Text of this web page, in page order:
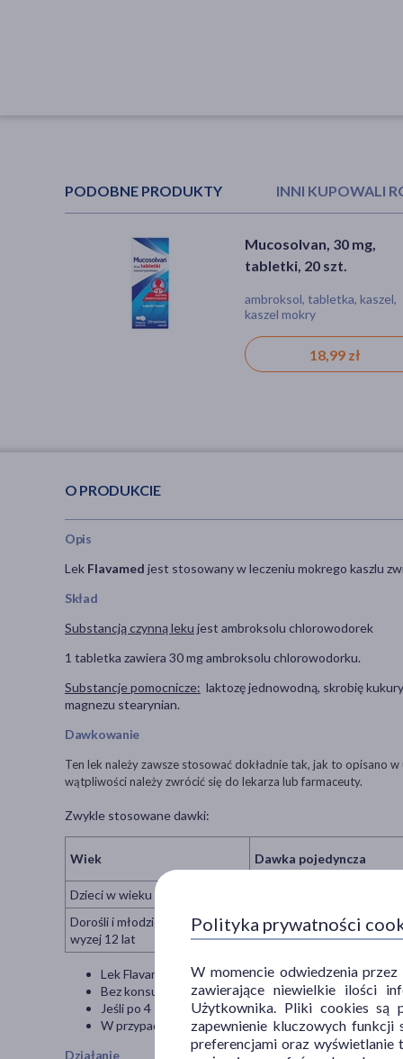
PODOBNE PRODUKTY INNI KUPOWALI
Mucosolvan, 30 mg,
tabletki, 20 szt.
ambroksol, tabletka, kaszel,
kaszel mokry
18,99 zł
Flavamed, 15 mg/5 ml,
syrop, 100 ml
ambroksol, syrop, kaszel,
mokry
18,99 zł
O PRODUKCIE
Opis
Lek Flavamed jest stosowany w leczeniu mokrego kaszlu
Skład
Substancją czynną leku jest ambroksolu chlorowodorek
1 tabletka zawiera 30 mg ambroksolu chlorowodorku.
Substancje pomocnicze: laktozę jednowodną, skrobię
magnezu stearynian.
Dawkowanie
Ten lek należy zawsze stosować dokładnie tak, jak to opisano
wątpliwości należy zwrócić się do lekarza lub farmaceuty.
Zwykle stosowane dawki:
Wiek Dawka pojedyncza
Dzieci w wieku 6 do 12 lat
Dorośli i młodzież w wieku po
wyzej 12 lat
W czasie pierwszych dni,
tabletka leku 2 razy na
Lek Flavamed najlepiej połykać w całości po
Bez konsultacji z lekarzem, leku Flavamed nie należy
Jeśli po 4 – 5 dniach dolegliwości nie zmniejszają się
W przypadku wrażenia, że działanie leku Flavamed
Działanie
Polityka prywatności
W momencie odwiedzenia
zawierające niewielkie ilości
Użytkownika. Pliki cookies są
zapewnienie kluczowych funkcji
preferencjami oraz wyświetlanie